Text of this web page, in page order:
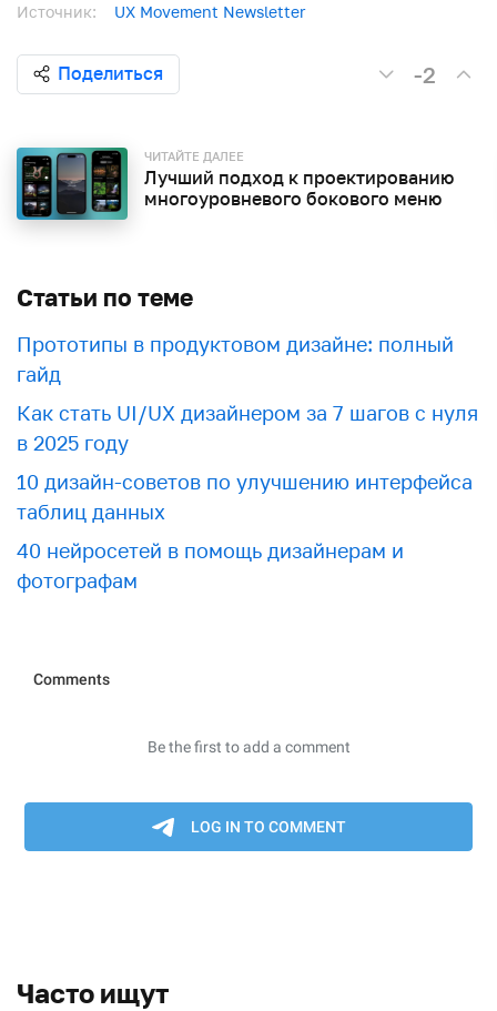
Источник: UX Movement Newsletter
Поделиться -2
ЧИТАЙТЕ ДАЛЕЕ
Лучший подход к проектированию
многоуровневого бокового меню
Статьи по теме
Прототипы в продуктовом дизайне: полный
гайд
Как стать UI/UX дизайнером за 7 шагов с нуля
в 2025 году
10 дизайн-советов по улучшению интерфейса
таблиц данных
40 нейросетей в помощь дизайнерам и
фотографам
Часто ищут